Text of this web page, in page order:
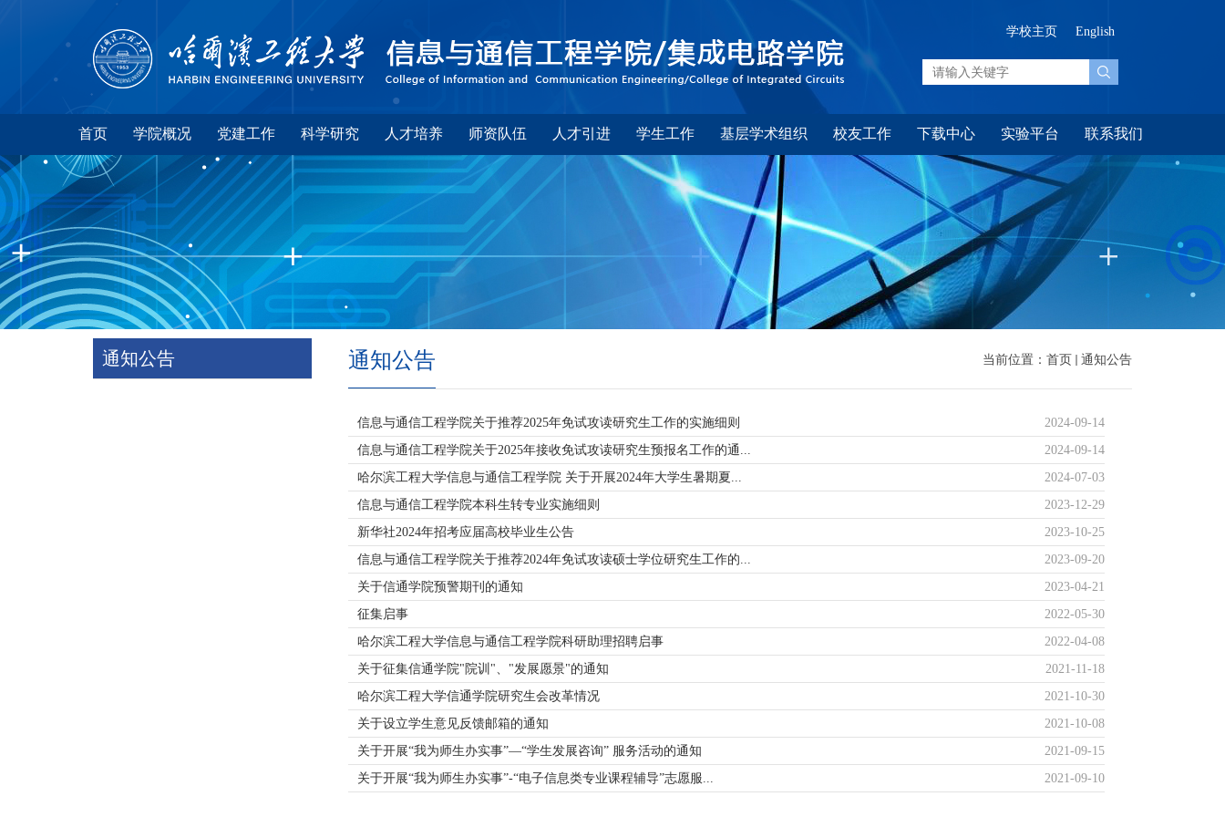
学校主页 English
首页 学院概况 党建工作 科学研究 人才培养 师资队伍 人才引进 学生工作 基层学术组织 校友工作 下载中心 实验平台 联系我们
通知公告 通知公告 当前位置： 首页 通知公告
信息与通信工程学院关于推荐2025年免试攻读研究生工作的实施细则
2024-09-14
信息与通信工程学院关于2025年接收免试攻读研究生预报名工作的通...
2024-09-14
哈尔滨工程大学信息与通信工程学院 关于开展2024年大学生暑期夏...
2024-07-03
信息与通信工程学院本科生转专业实施细则
2023-12-29
新华社2024年招考应届高校毕业生公告
2023-10-25
信息与通信工程学院关于推荐2024年免试攻读硕士学位研究生工作的...
2023-09-20
关于信通学院预警期刊的通知
2023-04-21
征集启事
2022-05-30
哈尔滨工程大学信息与通信工程学院科研助理招聘启事
2022-04-08
关于征集信通学院"院训"、"发展愿景"的通知
2021-11-18
哈尔滨工程大学信通学院研究生会改革情况
2021-10-30
关于设立学生意见反馈邮箱的通知
2021-10-08
关于开展“我为师生办实事”—“学生发展咨询” 服务活动的通知
2021-09-15
关于开展“我为师生办实事”-“电子信息类专业课程辅导”志愿服...
2021-09-10